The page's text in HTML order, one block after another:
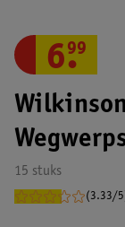
15 stuks
(3.33/
6.
99